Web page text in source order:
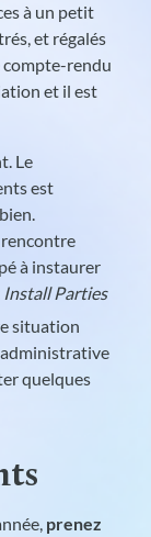
à un petit
et régalés
compte-rendu
et il est
Le
est
rencontre
à instaurer
Install Parties
situation
quelques
prenez